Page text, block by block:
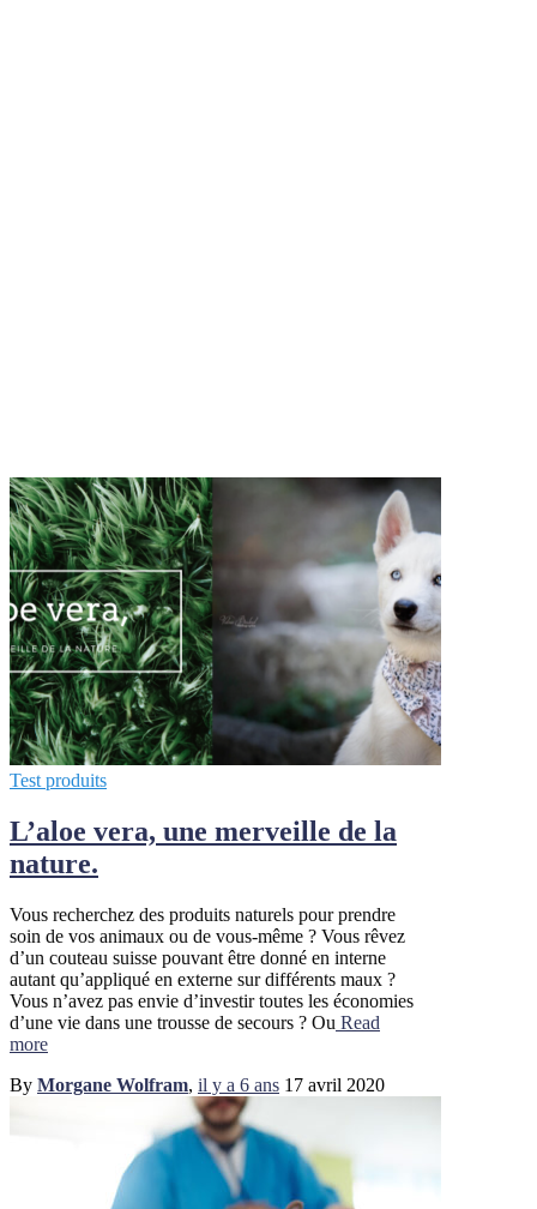
Test produits
L’aloe vera, une merveille de la
nature.
Vous recherchez des produits naturels pour prendre
soin de vos animaux ou de vous-même ? Vous rêvez
d’un couteau suisse pouvant être donné en interne
autant qu’appliqué en externe sur différents maux ?
Vous n’avez pas envie d’investir toutes les économies
d’une vie dans une trousse de secours ? Ou Read
more
By Morgane Wolfram, il y a 6 ans 17 avril 2020